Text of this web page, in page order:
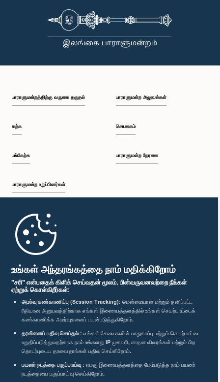
உங்கள் அந்தரங்கத்தை நாம் மதிக்கிறோம்
"சரி" என்பதைக் கிளிக் செய்வதன் மூலம், பின்வருவனவற்றை நீங்கள்
ஏற்றுக் கொள்கிறீர்கள்:
அமர்வு கண்காணிப்பு (Session Tracking): மென்மையான மற்றும் தனிப்பட்ட
ரீதியான அனுபவத்திற்காக எங்கள் இணையத்தளத்தில் உங்கள் செயற்பாட்டைக்
கண்காணிக்க அமர்வுகளைப் பயன்படுத்துகிறோம்.
தரவினைப் பதிவு செய்தல் : எங்கள் சேவைகளின் பாதுகாப்பு மற்றும் செயற்பாட்டை
உறுதிப்படுத்துவதற்காக நாம் உங்களது IP முகவரி, சாதன விவரங்கள் மற்றும் பிற
தொடர்புடைய தரவை நாங்கள் பதிவு செய்கிறோம்.
பயனர் நடத்தை பகுப்பாய்வு : எமது இணையத்தளத்தை மேம்படுத்த நாம் பயனர்
நடத்தையை பகுப்பாய்வு செய்கிறோம்.
பாராளுமன்றத்திற்கு வருகை தருதல்
கற்க
பங்கேற்க
பாராளுமன்ற உறுப்பினர்கள்
முதற்பக்கம்
பாராளுமன்ற அலுவல்கள்
செயலகம்
பாராளுமன்ற நேரலை
பாராளுமன்ற கையடக்க செயலி
எம்மை பின்தொடர்க :
விருதுகள்
தனியுரிமைக் கொள்கை